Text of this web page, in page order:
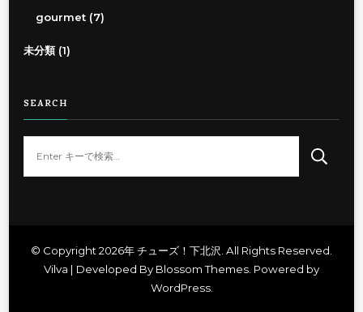
gourmet (7)
未分類(1)
SEARCH
し© Copyright 2026年チューズ！下北沢 . All Rights Reserved.
Vilva | Developed By Blossom Themes . Powered by
WordPress.